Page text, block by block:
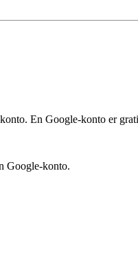
En Google-konto er
Google-konto.